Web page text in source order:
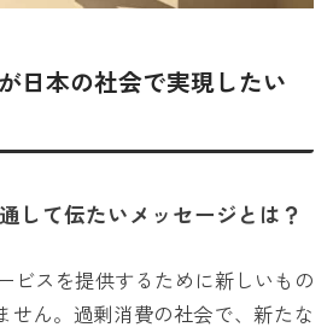
日本の社会で実現したい
して伝たいメッセージとは？
ビスを提供するために新しいもの
せん。過剰消費の社会で、新たな